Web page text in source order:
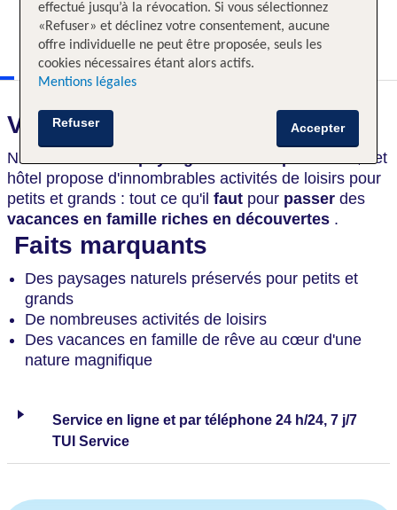
Voici ce qui vous attend
Niché au cœur de
, cet
hôtel propose d'innombrables activités de loisirs pour
petits et grands : tout ce qu'il faut pour passer des
vacances en famille riches en découvertes .
Faits marquants
Des paysages naturels préservés pour petits et
grands
De nombreuses activités de loisirs
Des vacances en famille de rêve au cœur d'une
nature magnifique
Service en ligne et par téléphone 24 h/24, 7 j/7
TUI Service
effectué jusqu’à la révocation. Si vous sélectionnez
«Refuser» et déclinez votre consentement, aucune
offre individuelle ne peut être proposée, seuls les
cookies nécessaires étant alors actifs.
Mentions légales
Accepter
Refuser